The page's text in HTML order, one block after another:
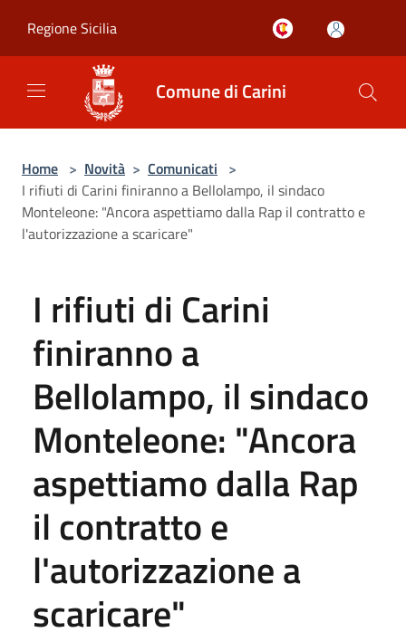
Regione Sicilia
Comune di Carini
Home > Novità > Comunicati >
I rifiuti di Carini finiranno a Bellolampo, il sindaco
Monteleone: "Ancora aspettiamo dalla Rap il contratto e
l'autorizzazione a scaricare"
I rifiuti di Carini
finiranno a
Bellolampo, il sindaco
Monteleone: "Ancora
aspettiamo dalla Rap
il contratto e
l'autorizzazione a
scaricare"